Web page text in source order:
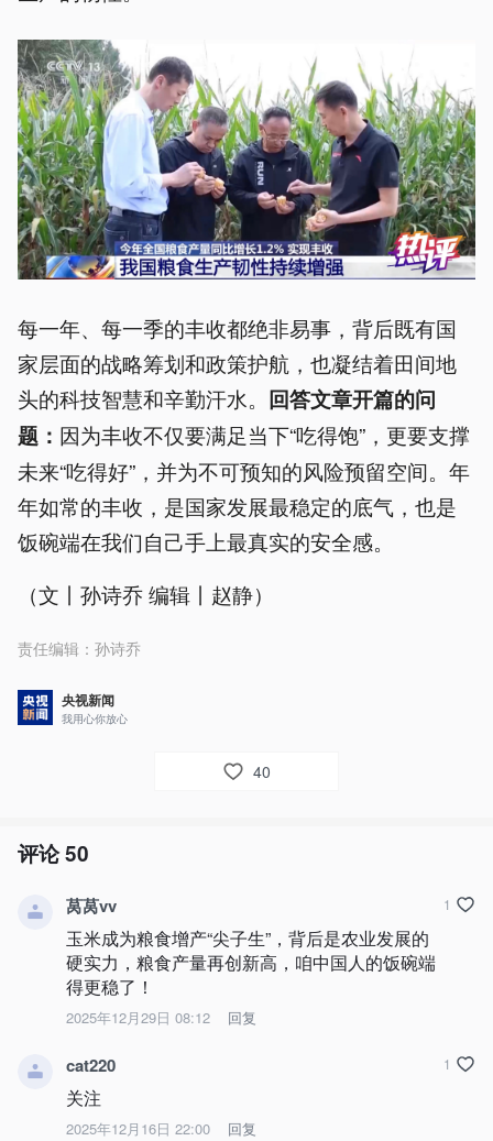
每一年、每一季的丰收都绝非易事，背后既有国
家层面的战略筹划和政策护航，也凝结着田间地
头的科技智慧和辛勤汗水。 回答文章开篇的问
题： 因为丰收不仅要满足当下“吃得饱”，更要支撑
未来“吃得好”，并为不可预知的风险预留空间。年
年如常的丰收，是国家发展最稳定的底气，也是
饭碗端在我们自己手上最真实的安全感。
（文丨孙诗乔 编辑丨赵静）
责任编辑： 孙诗乔
央视新闻
我用心你放心
40
评论50
莴莴vv
玉米成为粮食增产“尖子生”，背后是农业发展的
硬实力，粮食产量再创新高，咱中国人的饭碗端
得更稳了！
2025年12月29日 08:12 回复
1
cat220
关注
2025年12月16日 22:00 回复
1